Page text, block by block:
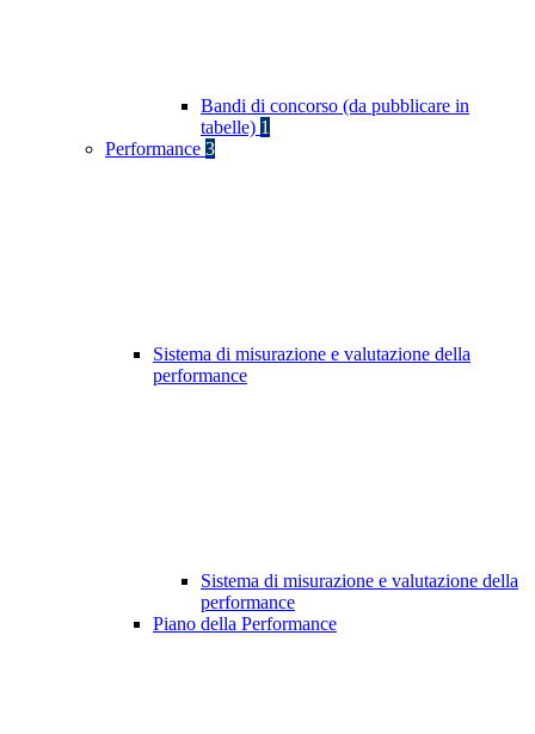
Bandi di concorso (da pubblicare in
tabelle) 1
Performance 3
Sistema di misurazione e valutazione della
performance
Sistema di misurazione e valutazione della
performance
Piano della Performance